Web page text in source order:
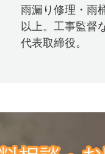
雨漏り修理・雨
以上。工事監督
代表取締役。